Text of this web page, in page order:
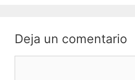
Deja un comentario